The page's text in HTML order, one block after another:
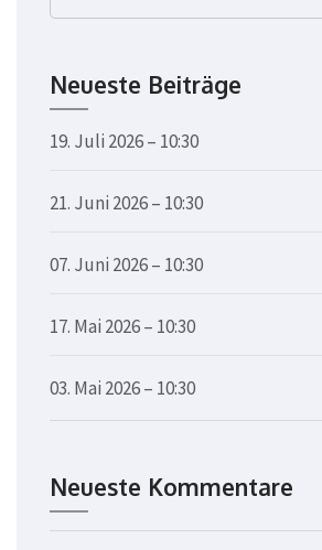
nach:
Neueste Beiträge
19. Juli 2026 – 10:30
21. Juni 2026 – 10:30
07. Juni 2026 – 10:30
17. Mai 2026 – 10:30
03. Mai 2026 – 10:30
Neueste Kommentare